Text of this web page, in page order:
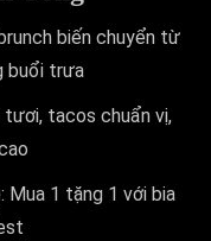
biến chuyển từ
buổi trưa
tươi, tacos chuẩn vị,
Mua 1 tặng 1 với bia